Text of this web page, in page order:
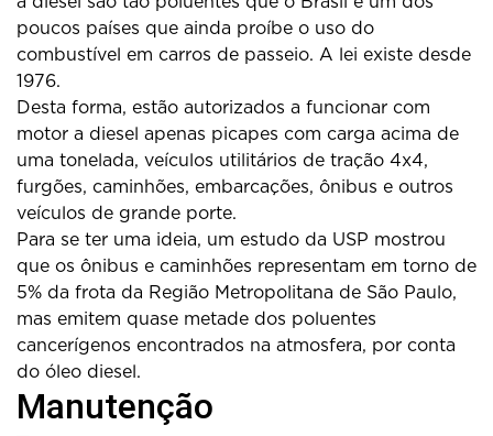
poucos países que ainda proíbe o uso do
combustível em carros de passeio. A lei existe desde
1976.
Desta forma, estão autorizados a funcionar com
motor a diesel apenas picapes com carga acima de
uma tonelada, veículos utilitários de tração 4x4,
furgões, caminhões, embarcações, ônibus e outros
veículos de grande porte.
Para se ter uma ideia, um estudo da USP mostrou
que os ônibus e caminhões representam em torno de
5% da frota da Região Metropolitana de São Paulo,
mas emitem quase metade dos poluentes
cancerígenos encontrados na atmosfera, por conta
do óleo diesel.
Manutenção